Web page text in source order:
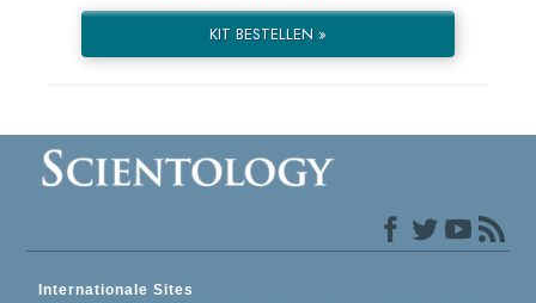
KIT BESTELLEN »
Internationale Sites